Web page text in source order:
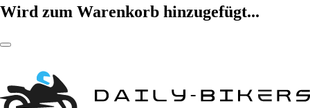
Wird zum Warenkorb hinzugefügt...